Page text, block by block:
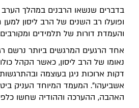
בדברים שנשאו הרבנים במהלך הערב
ופועלו רב השנים של הרב ליסון למען
והעמדת דורות של תלמידים
אחד הרגעים המרגשים ביותר נרשם
נאומו של הרב ליסון, כאשר הקהל
דקות ארוכות ניגן בעוצמה
אשביעהו". המעמד המיוחד העניק
האהבה, ההערכה וההודיה שחשו